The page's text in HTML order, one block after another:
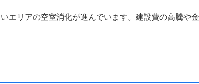
エリアの空室消化が進んでいます。建設費の高騰や金